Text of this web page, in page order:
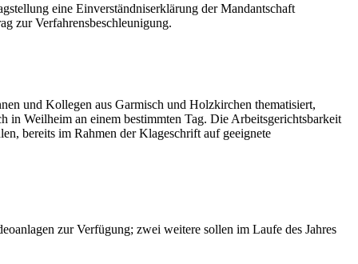
eine Einverständniserklärung der Mandantschaft
zur Verfahrensbeschleunigung.
und Kollegen aus Garmisch und Holzkirchen thematisiert,
in Weilheim an einem bestimmten Tag. Die Arbeitsgerichtsbarkeit
bereits im Rahmen der Klageschrift auf geeignete
zur Verfügung; zwei weitere sollen im Laufe des Jahres